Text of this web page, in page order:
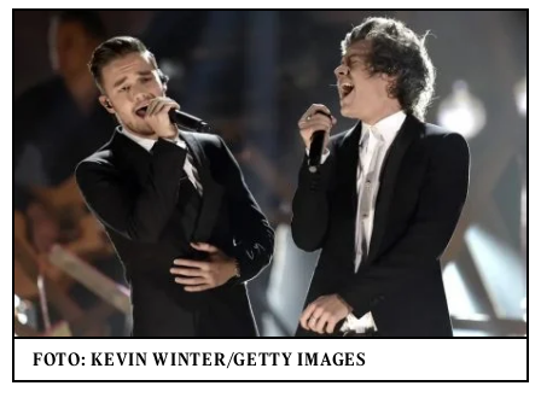
FOTO: KEVIN WINTER/GETTY IMAGES